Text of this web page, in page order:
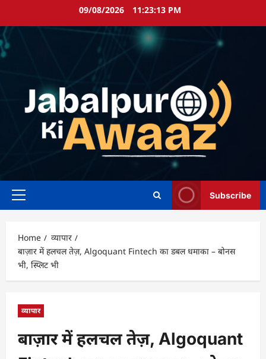
content
09/08/2026 11:23:14 PM
Primary
Subscribe
Home
व्यापार
बाज़ार में हलचल तेज़, Algoquant Fintech का डबल धमाका – बोनस
भी, स्प्लिट भी
व्यापार
बाज़ार में हलचल तेज़, Algoquant